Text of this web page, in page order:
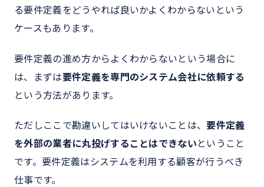
る要件定義をどうやれば良いかよくわからないという
ケースもあります。
要件定義の進め方からよくわからないという場合に
は、まずは要件定義を専門のシステム会社に依頼する
という方法があります。
ただしここで勘違いしてはいけないことは、 要件定義
を外部の業者に丸投げすることはできない ということ
です。要件定義はシステムを利用する顧客が行うべき
仕事です。